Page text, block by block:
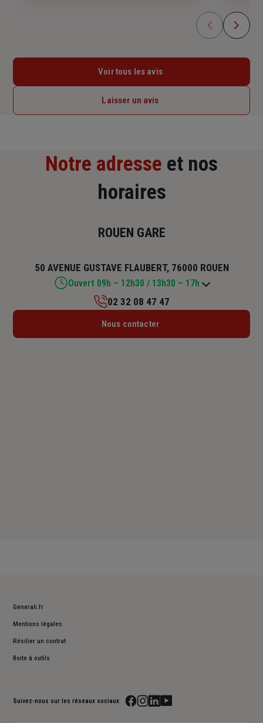
Voir tous les avis
Laisser un avis
Notre adresse et nos
horaires
ROUEN GARE
50 AVENUE GUSTAVE FLAUBERT, 76000 ROUEN
Ouvert 09h – 12h30 / 13h30 – 17h
Lundi : 09h – 12h30 / 13h30 – 17h
02 32 08 47 47
Nous contacter
Generali.fr
Mentions légales
Résilier un contrat
Boite à outils
Suivez-nous sur les réseaux sociaux